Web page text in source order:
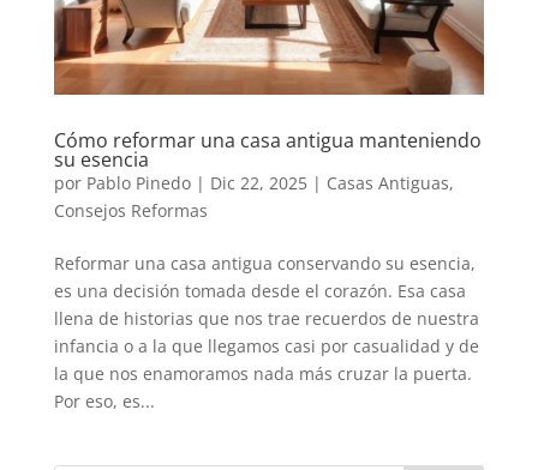
Cómo reformar una casa antigua manteniendo
su esencia
por Pablo Pinedo| Dic 22, 2025| Casas Antiguas,
Consejos Reformas
Reformar una casa antigua conservando su esencia,
es una decisión tomada desde el corazón. Esa casa
llena de historias que nos trae recuerdos de nuestra
infancia o a la que llegamos casi por casualidad y de
la que nos enamoramos nada más cruzar la puerta.
Por eso, es...